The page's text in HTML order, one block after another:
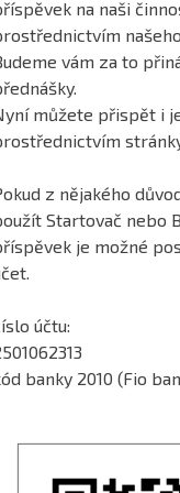
na naši
vám za to
můžete přispět i
stránky
z nějakého
Startovač nebo
je možné
účtu:
banky 2010 (Fio